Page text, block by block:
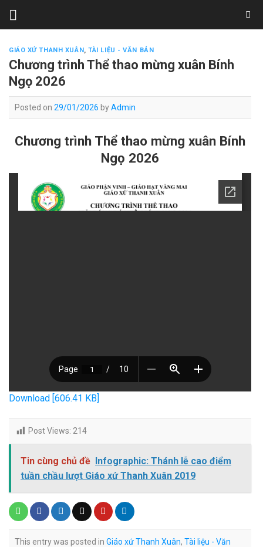
Skip
GIÁO XỨ THANH XUÂN,TÀI LIỆU - VĂN BẢN
Chương trình Thể thao mừng xuân Bính
Ngọ 2026
Posted on 29/01/2026 byAdmin
Chương trình Thể thao mừng xuân Bính
Ngọ 2026
Download [606.41 KB]
Post Views: 214
Tin cùng chủ đề Infographic: Thánh lễ cao điểm
tuần chầu lượt Giáo xứ Thanh Xuân 2019
This entry was posted in Giáo xứ Thanh Xuân, Tài liệu - Văn